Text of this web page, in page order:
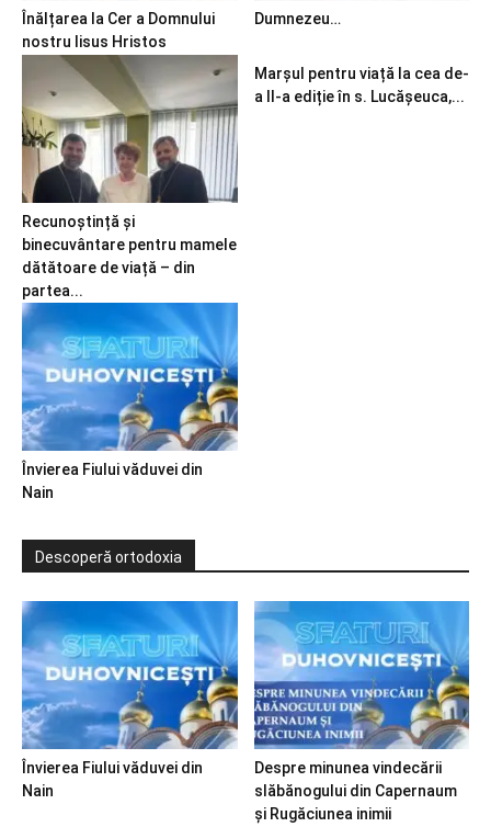
Înălțarea la Cer a Domnului
nostru Iisus Hristos
Dumnezeu…
Recunoștință și
binecuvântare pentru mamele
dătătoare de viață – din
partea...
Marșul pentru viață la cea de-
a II-a ediție în s. Lucășeuca,...
Învierea Fiului văduvei din
Nain
Descoperă ortodoxia
Învierea Fiului văduvei din
Nain
Despre minunea vindecării
slăbănogului din Capernaum
și Rugăciunea inimii